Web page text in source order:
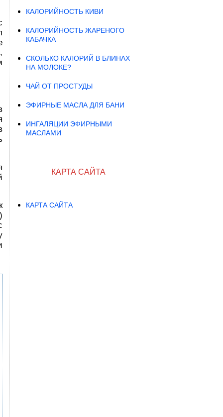
КАЛОРИЙНОСТЬ КИВИ
КАЛОРИЙНОСТЬ ЖАРЕНОГО
КАБАЧКА
СКОЛЬКО КАЛОРИЙ В БЛИНАХ
НА МОЛОКЕ?
ЧАЙ ОТ ПРОСТУДЫ
ЭФИРНЫЕ МАСЛА ДЛЯ БАНИ
ИНГАЛЯЦИИ ЭФИРНЫМИ
МАСЛАМИ
КАРТА САЙТА
КАРТА САЙТА